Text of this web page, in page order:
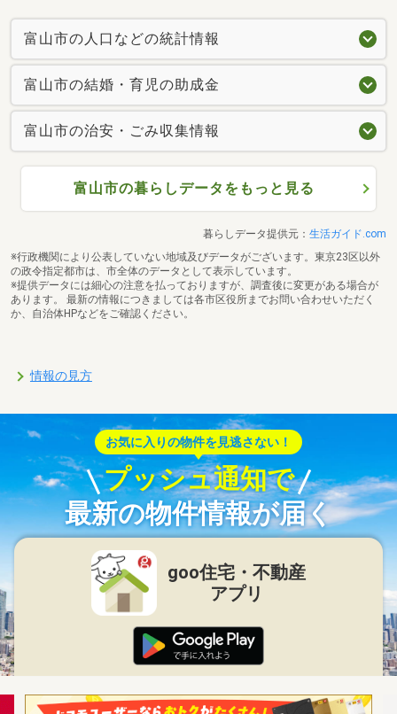
富山市の人口などの統計情報
富山市の結婚・育児の助成金
富山市の治安・ごみ収集情報
富山市の暮らしデータをもっと見る
暮らしデータ提供元： 生活ガイド.com
※行政機関により公表していない地域及びデータがございます。東京23区以外
の政令指定都市は、市全体のデータとして表示しています。
※提供データには細心の注意を払っておりますが、調査後に変更がある場合が
あります。 最新の情報につきましては各市区役所までお問い合わせいただく
か、自治体HPなどをご確認ください。
情報の見方
お気に入りの物件を見逃さない！
プッシュ通知で
最新の物件情報が届く
goo住宅・不動産
アプリ